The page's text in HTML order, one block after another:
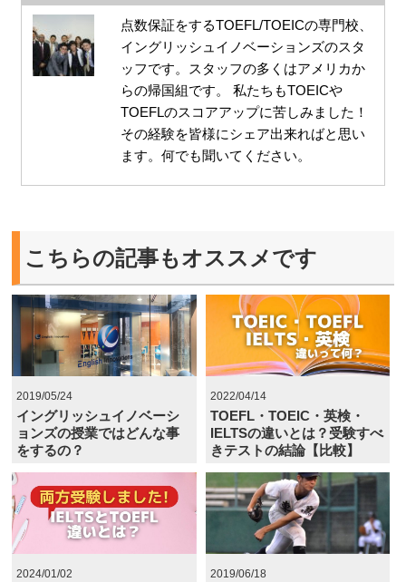
点数保証をするTOEFL/TOEICの専門校、
イングリッシュイノベーションズのスタ
ッフです。スタッフの多くはアメリカか
らの帰国組です。 私たちもTOEICや
TOEFLのスコアアップに苦しみました！
その経験を皆様にシェア出来ればと思い
ます。何でも聞いてください。
こちらの記事もオススメです
2019/05/24
イングリッシュイノベーシ
ョンズの授業ではどんな事
をするの？
2022/04/14
TOEFL・TOEIC・英検・
IELTSの違いとは？受験すべ
きテストの結論【比較】
2024/01/02 2019/06/18